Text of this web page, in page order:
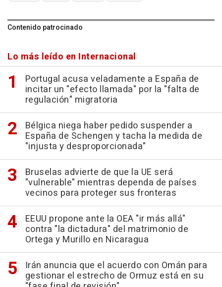
Contenido patrocinado
Lo más leído en Internacional
Portugal acusa veladamente a España de
incitar un "efecto llamada" por la "falta de
regulación" migratoria
Bélgica niega haber pedido suspender a
España de Schengen y tacha la medida de
"injusta y desproporcionada"
Bruselas advierte de que la UE será
"vulnerable" mientras dependa de países
vecinos para proteger sus fronteras
EEUU propone ante la OEA "ir más allá"
contra "la dictadura" del matrimonio de
Ortega y Murillo en Nicaragua
Irán anuncia que el acuerdo con Omán para
gestionar el estrecho de Ormuz está en su